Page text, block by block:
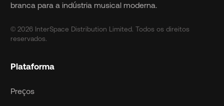
branca para a indústria musical moderna.
© 2026 InterSpace Distribution Limited. Todos os direitos
reservados.
Plataforma
Preços